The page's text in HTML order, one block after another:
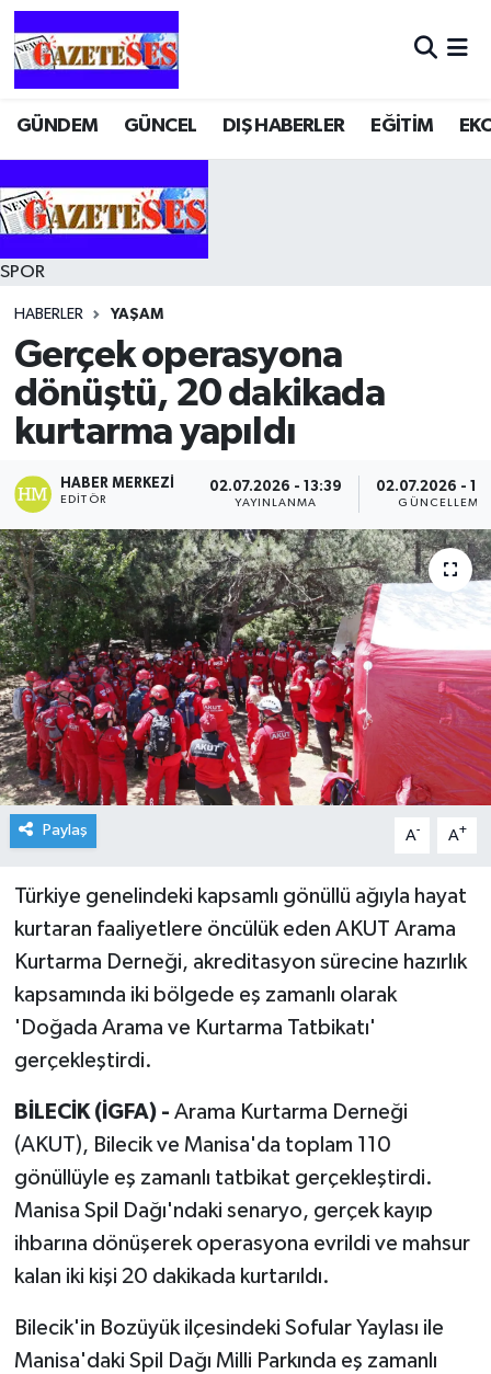
GÜNDEM GÜNCEL DIŞ HABERLER EĞİTİM
SPOR
HABERLER YAŞAM
Gerçek operasyona
dönüştü, 20 dakikada
kurtarma yapıldı
HABER MERKEZI
EDITÖR
02.07.2026 - 13:39
YAYINLANMA
02.07.2026 -
GÜNCELLEME
Paylaş A- A+
Türkiye genelindeki kapsamlı gönüllü ağıyla hayat
kurtaran faaliyetlere öncülük eden AKUT Arama
Kurtarma Derneği, akreditasyon sürecine hazırlık
kapsamında iki bölgede eş zamanlı olarak
'Doğada Arama ve Kurtarma Tatbikatı'
gerçekleştirdi.
BİLECİK (İGFA) - Arama Kurtarma Derneği
(AKUT), Bilecik ve Manisa'da toplam 110
gönüllüyle eş zamanlı tatbikat gerçekleştirdi.
Manisa Spil Dağı'ndaki senaryo, gerçek kayıp
ihbarına dönüşerek operasyona evrildi ve mahsur
kalan iki kişi 20 dakikada kurtarıldı.
Bilecik'in Bozüyük ilçesindeki Sofular Yaylası ile
Manisa'daki Spil Dağı Milli Parkında eş zamanlı